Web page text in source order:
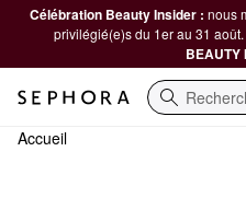
Célébration Beauty Insider : nous
privilégié(e)s du 1er au 31 août.
BEAUTY
Recherche
Accueil